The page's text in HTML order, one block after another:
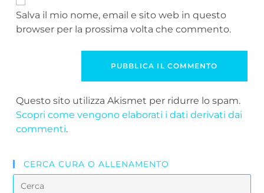
Salva il mio nome, email e sito web in questo
browser per la prossima volta che commento.
Questo sito utilizza Akismet per ridurre lo spam.
Scopri come vengono elaborati i dati derivati dai
commenti.
CERCA CURA O ALLENAMENTO